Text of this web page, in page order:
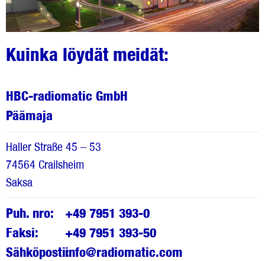
Kuinka löydät meidät:
HBC-radiomatic GmbH
Päämaja
Haller Straße 45 – 53
74564 Crailsheim
Saksa
Puh. nro:
+49 7951 393-0
Faksi:
+49 7951 393-50
Sähköposti:info@radiomatic.com